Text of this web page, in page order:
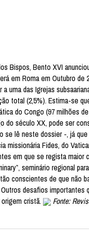
Bispos, Bento XVI
em Roma em Outubro
uma das Igrejas
total (2,5%). Estima-se
do Congo (97 milhões
do século XX, pode ser
lê neste dossier -, já
missionária Fides, do
em que se regista maior
seminário regional
conscientes de que não
desafios
cristã.
Fonte: